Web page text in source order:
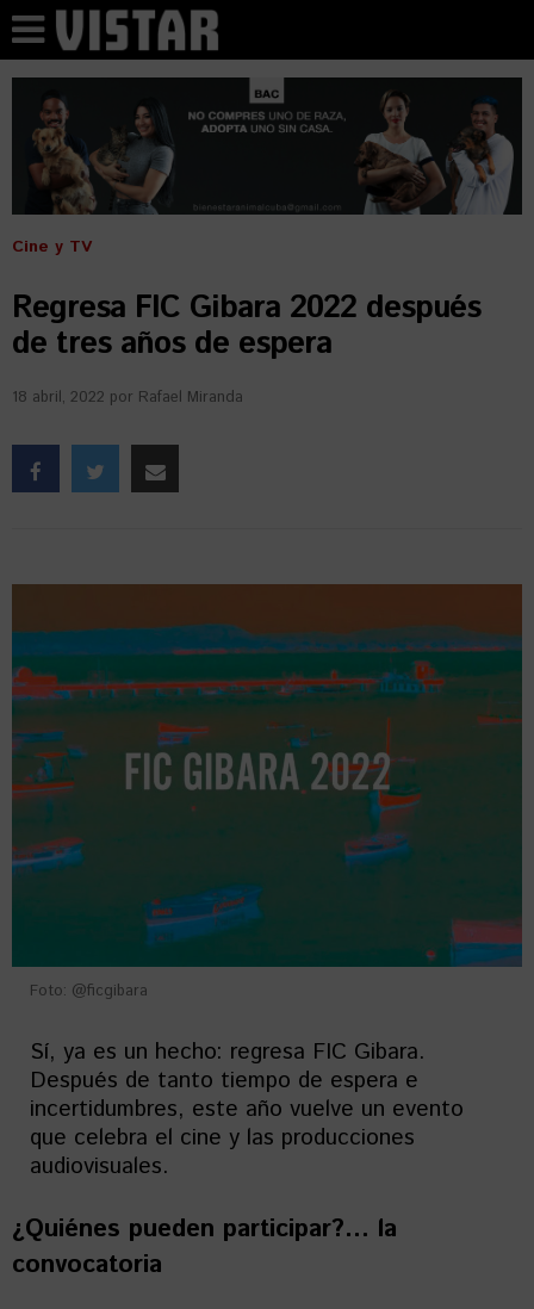
Cine y TV
Regresa FIC Gibara 2022 después
de tres años de espera
18 abril, 2022 por Rafael Miranda
Foto: @ficgibara
Sí, ya es un hecho: regresa FIC Gibara.
Después de tanto tiempo de espera e
incertidumbres, este año vuelve un evento
que celebra el cine y las producciones
audiovisuales.
¿Quiénes pueden participar?… la
convocatoria